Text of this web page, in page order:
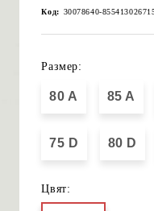
Код: 30078640-
Размер:
80 A 85 A
75 D 80 D
Цвят: